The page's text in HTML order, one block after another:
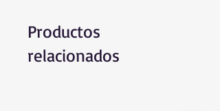
Productos
relacionados